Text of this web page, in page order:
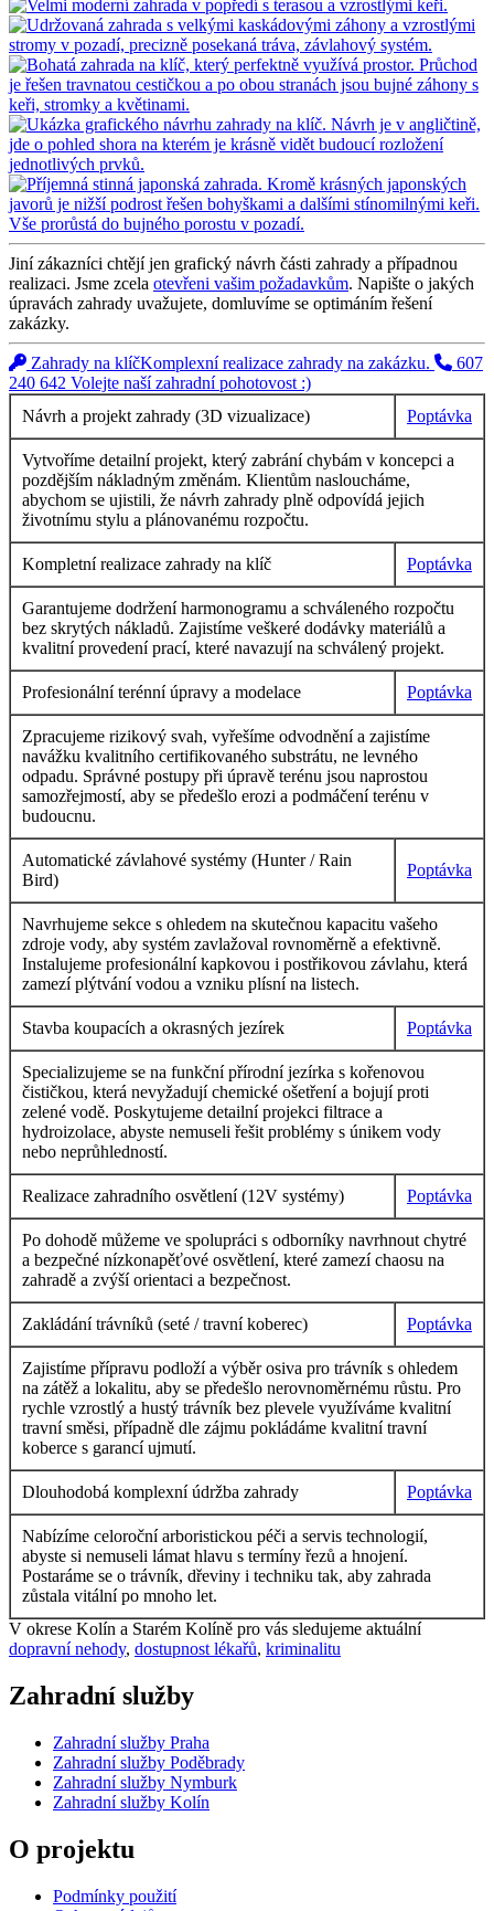
Jiní zákazníci chtějí jen grafický návrh části zahrady a případnou
realizaci. Jsme zcela otevřeni vašim požadavkům. Napište o jakých
úpravách zahrady uvažujete, domluvíme se optimáním řešení
zakázky.
Zahrady na klíčKomplexní realizace zahrady na zakázku.
607
240 642 Volejte naší zahradní pohotovost :)
Návrh a projekt zahrady (3D vizualizace)
Poptávka
Vytvoříme detailní projekt, který zabrání chybám v koncepci a
pozdějším nákladným změnám. Klientům nasloucháme,
abychom se ujistili, že návrh zahrady plně odpovídá jejich
životnímu stylu a plánovanému rozpočtu.
Kompletní realizace zahrady na klíč Poptávka
Garantujeme dodržení harmonogramu a schváleného rozpočtu
bez skrytých nákladů. Zajistíme veškeré dodávky materiálů a
kvalitní provedení prací, které navazují na schválený projekt.
Profesionální terénní úpravy a modelace Poptávka
Zpracujeme rizikový svah, vyřešíme odvodnění a zajistíme
navážku kvalitního certifikovaného substrátu, ne levného
odpadu. Správné postupy při úpravě terénu jsou naprostou
samozřejmostí, aby se předešlo erozi a podmáčení terénu v
budoucnu.
Automatické závlahové systémy (Hunter / Rain
Bird)
Poptávka
Navrhujeme sekce s ohledem na skutečnou kapacitu vašeho
zdroje vody, aby systém zavlažoval rovnoměrně a efektivně.
Instalujeme profesionální kapkovou i postřikovou závlahu, která
zamezí plýtvání vodou a vzniku plísní na listech.
Stavba koupacích a okrasných jezírek Poptávka
Specializujeme se na funkční přírodní jezírka s kořenovou
čističkou, která nevyžadují chemické ošetření a bojují proti
zelené vodě. Poskytujeme detailní projekci filtrace a
hydroizolace, abyste nemuseli řešit problémy s únikem vody
nebo neprůhledností.
Realizace zahradního osvětlení (12V systémy) Poptávka
Po dohodě můžeme ve spolupráci s odborníky navrhnout chytré
a bezpečné nízkonapěťové osvětlení, které zamezí chaosu na
zahradě a zvýší orientaci a bezpečnost.
Zakládání trávníků (seté / travní koberec) Poptávka
Zajistíme přípravu podloží a výběr osiva pro trávník s ohledem
na zátěž a lokalitu, aby se předešlo nerovnoměrnému růstu. Pro
rychle vzrostlý a hustý trávník bez plevele využíváme kvalitní
travní směsi, případně dle zájmu pokládáme kvalitní travní
koberce s garancí ujmutí.
Dlouhodobá komplexní údržba zahrady Poptávka
Nabízíme celoroční arboristickou péči a servis technologií,
abyste si nemuseli lámat hlavu s termíny řezů a hnojení.
Postaráme se o trávník, dřeviny i techniku tak, aby zahrada
zůstala vitální po mnoho let.
V okrese Kolín a Starém Kolíně pro vás sledujeme aktuální
dopravní nehody, dostupnost lékařů, kriminalitu
Zahradní služby
Zahradní služby Praha
Zahradní služby Poděbrady
Zahradní služby Nymburk
Zahradní služby Kolín
O projektu
Podmínky použití